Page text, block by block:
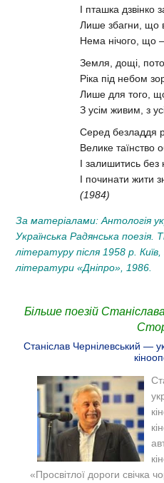
І пташка дзвінко
Лише збагни, що в
Нема нічого, що
Земля, дощі,
Ріка під небом
Лише для того,
З усім живим, з
Серед безладдя
Велике таїнство
І залишитись без
І починати жити
(1984)
За матеріалами: Антологія
Українська Радянська поезія.
літературу після 1958 р.
літератури «Дніпро», 1986.
Більше поезій
Станіслав Чернілевський —
«Просвітлої дороги свічка